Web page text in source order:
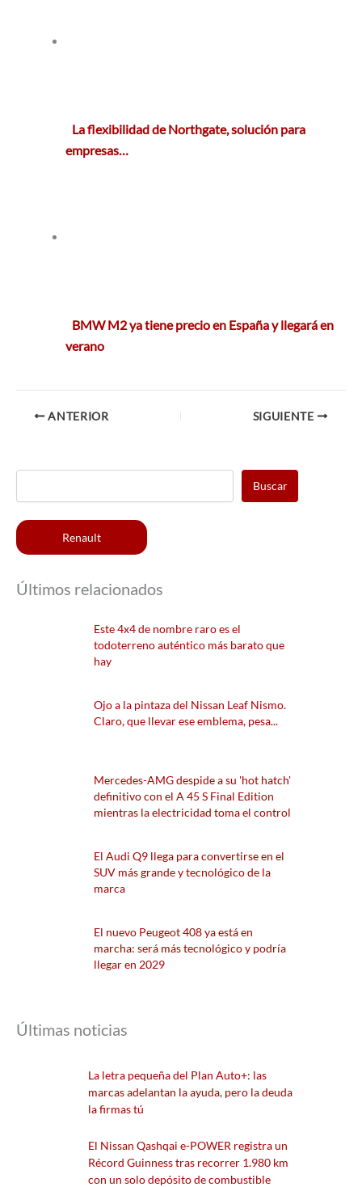
La flexibilidad de Northgate, solución para
empresas…
BMW M2 ya tiene precio en España y llegará en
verano
ANTERIOR SIGUIENTE
Buscar
Renault
Últimos relacionados
Este 4x4 de nombre raro es el
todoterreno auténtico más barato que
hay
Ojo a la pintaza del Nissan Leaf Nismo.
Claro, que llevar ese emblema, pesa...
Mercedes-AMG despide a su 'hot hatch'
definitivo con el A 45 S Final Edition
mientras la electricidad toma el control
El Audi Q9 llega para convertirse en el
SUV más grande y tecnológico de la
marca
El nuevo Peugeot 408 ya está en
marcha: será más tecnológico y podría
llegar en 2029
Últimas noticias
La letra pequeña del Plan Auto+: las
marcas adelantan la ayuda, pero la deuda
la firmas tú
El Nissan Qashqai e-POWER registra un
Récord Guinness tras recorrer 1.980 km
con un solo depósito de combustible